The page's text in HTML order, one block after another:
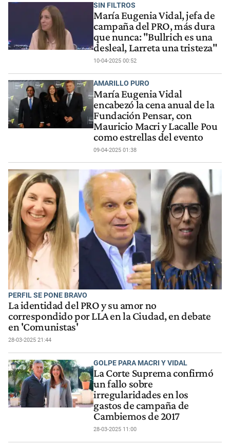
SIN FILTROS
María Eugenia Vidal, jefa de
campaña del PRO, más dura
que nunca: "Bullrich es una
desleal, Larreta una tristeza"
10-04-2025 00:52
AMARILLO PURO
María Eugenia Vidal
encabezó la cena anual de la
Fundación Pensar, con
Mauricio Macri y Lacalle Pou
como estrellas del evento
09-04-2025 01:38
PERFIL SE PONE BRAVO
La identidad del PRO y su amor no
correspondido por LLA en la Ciudad, en debate
en 'Comunistas'
28-03-2025 21:44
GOLPE PARA MACRI Y VIDAL
La Corte Suprema confirmó
un fallo sobre
irregularidades en los
gastos de campaña de
Cambiemos de 2017
28-03-2025 11:00